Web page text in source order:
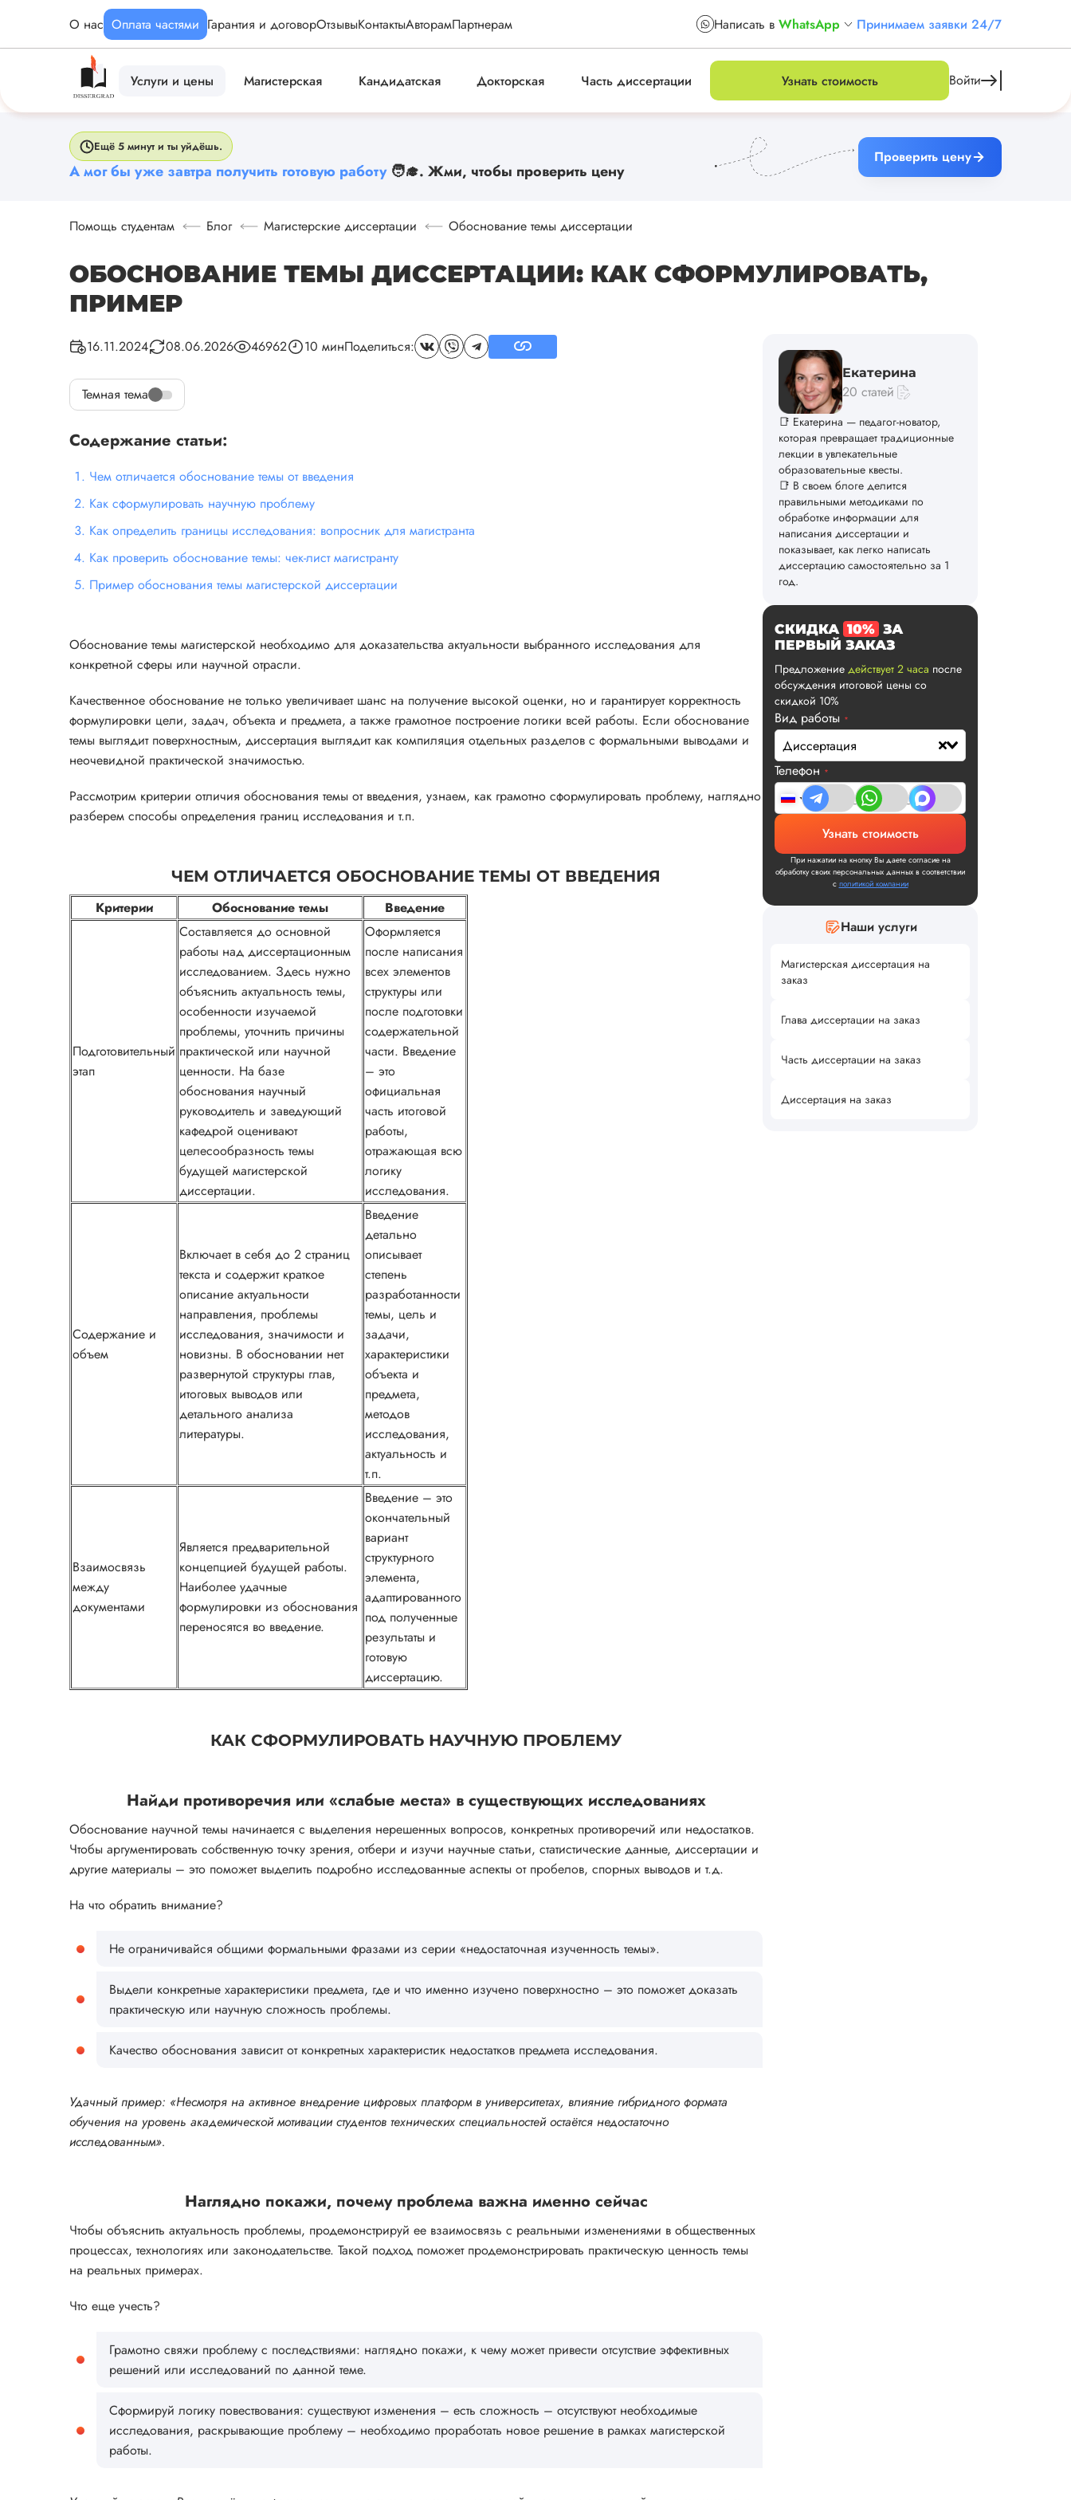
О нас Оплата частями Гарантия и договорОтзывыКонтактыАвторамПартнерам Написать в WhatsApp Принимаем заявки 24/7
Услуги и цены Магистерская Кандидатская Докторская Часть диссертации Узнать стоимость Войти
Ещё 5 минут и ты уйдёшь.
А мог бы уже завтра получить готовую работу🧑‍🎓. Жми, чтобы проверить цену
Проверить цену
Помощь студентам Блог Магистерские диссертации Обоснование темы диссертации
ОБОСНОВАНИЕ ТЕМЫ ДИССЕРТАЦИИ: КАК СФОРМУЛИРОВАТЬ,
ПРИМЕР
16.11.2024 08.06.2026 46962 10 минПоделиться:
Темная тема
Содержание статьи:
Чем отличается обоснование темы от введения
Как сформулировать научную проблему
Как определить границы исследования: вопросник для магистранта
Как проверить обоснование темы: чек-лист магистранту
Пример обоснования темы магистерской диссертации
Обоснование темы магистерской необходимо для доказательства актуальности выбранного исследования для
конкретной сферы или научной отрасли.
Качественное обоснование не только увеличивает шанс на получение высокой оценки, но и гарантирует корректность
формулировки цели, задач, объекта и предмета, а также грамотное построение логики всей работы. Если обоснование
темы выглядит поверхностным, диссертация выглядит как компиляция отдельных разделов с формальными выводами и
неочевидной практической значимостью.
Рассмотрим критерии отличия обоснования темы от введения, узнаем, как грамотно сформулировать проблему, наглядно
разберем способы определения границ исследования и т.п.
ЧЕМ ОТЛИЧАЕТСЯ ОБОСНОВАНИЕ ТЕМЫ ОТ ВВЕДЕНИЯ
Критерии Обоснование темы Введение
Подготовительный
этап
Составляется до основной
работы над диссертационным
исследованием. Здесь нужно
объяснить актуальность темы,
особенности изучаемой
проблемы, уточнить причины
практической или научной
ценности. На базе
обоснования научный
руководитель и заведующий
кафедрой оценивают
целесообразность темы
будущей магистерской
диссертации.
Оформляется
после написания
всех элементов
структуры или
после подготовки
содержательной
части. Введение
– это
официальная
часть итоговой
работы,
отражающая всю
логику
исследования.
Содержание и
объем
Включает в себя до 2 страниц
текста и содержит краткое
описание актуальности
направления, проблемы
исследования, значимости и
новизны. В обосновании нет
развернутой структуры глав,
итоговых выводов или
детального анализа
литературы.
Введение
детально
описывает
степень
разработанности
темы, цель и
задачи,
характеристики
объекта и
предмета,
методов
исследования,
актуальность и
т.п.
Взаимосвязь
между
документами
Является предварительной
концепцией будущей работы.
Наиболее удачные
формулировки из обоснования
переносятся во введение.
Введение – это
окончательный
вариант
структурного
элемента,
адаптированного
под полученные
результаты и
готовую
диссертацию.
КАК СФОРМУЛИРОВАТЬ НАУЧНУЮ ПРОБЛЕМУ
Найди противоречия или «слабые места» в существующих исследованиях
Обоснование научной темы начинается с выделения нерешенных вопросов, конкретных противоречий или недостатков.
Чтобы аргументировать собственную точку зрения, отбери и изучи научные статьи, статистические данные, диссертации и
другие материалы – это поможет выделить подробно исследованные аспекты от пробелов, спорных выводов и т.д.
На что обратить внимание?
Не ограничивайся общими формальными фразами из серии «недостаточная изученность темы».
Выдели конкретные характеристики предмета, где и что именно изучено поверхностно – это поможет доказать
практическую или научную сложность проблемы.
Качество обоснования зависит от конкретных характеристик недостатков предмета исследования.
Удачный пример: «Несмотря на активное внедрение цифровых платформ в университетах, влияние гибридного формата
обучения на уровень академической мотивации студентов технических специальностей остаётся недостаточно
исследованным».
Наглядно покажи, почему проблема важна именно сейчас
Чтобы объяснить актуальность проблемы, продемонстрируй ее взаимосвязь с реальными изменениями в общественных
процессах, технологиях или законодательстве. Такой подход поможет продемонстрировать практическую ценность темы
на реальных примерах.
Что еще учесть?
Грамотно свяжи проблему с последствиями: наглядно покажи, к чему может привести отсутствие эффективных
решений или исследований по данной теме.
Сформируй логику повествования: существуют изменения – есть сложность – отсутствуют необходимые
исследования, раскрывающие проблему – необходимо проработать новое решение в рамках магистерской
работы.
Екатерина
20 статей
📑 Екатерина — педагог-новатор,
которая превращает традиционные
лекции в увлекательные
образовательные квесты.
📑 В своем блоге делится
правильными методиками по
обработке информации для
написания диссертации и
показывает, как легко написать
диссертацию самостоятельно за 1
год.
СКИДКА 10% ЗА
ПЕРВЫЙ ЗАКАЗ
Предложение действует 2 часа после
обсуждения итоговой цены со
скидкой 10%
Вид работы *
Диссертация
Телефон *
Узнать стоимость
При нажатии на кнопку Вы даете согласие на
обработку своих персональных данных в соответствии
с политикой компании
Наши услуги
Магистерская диссертация на
заказ
Глава диссертации на заказ
Часть диссертации на заказ
Диссертация на заказ